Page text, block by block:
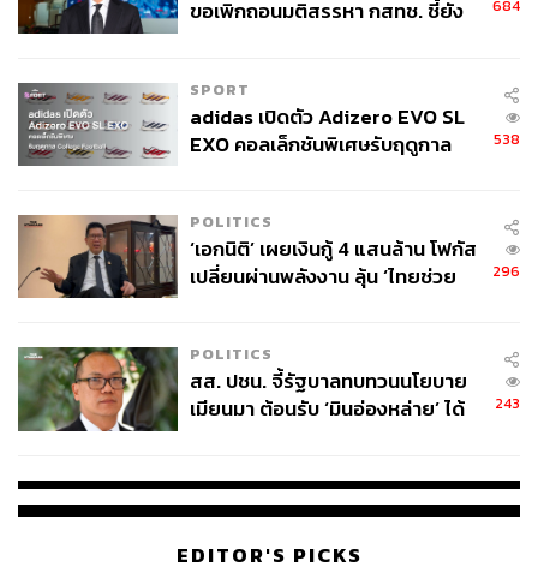
ขอเพิกถอนมติสรรหา กสทช. ชี้ยัง
684
SPORT
adidas เปิดตัว Adizero EVO SL
EXO คอลเล็กชันพิเศษรับฤดูกาล
538
POLITICS
‘เอกนิติ’ เผยเงินกู้ 4 แสนล้าน โฟกัส
เปลี่ยนผ่านพลังงาน ลุ้น ‘ไทยช่วย
296
POLITICS
สส. ปชน. จี้รัฐบาลทบทวนนโยบาย
เมียนมา ต้อนรับ ‘มินอ่องหล่าย’ ได้
243
EDITOR'S PICKS